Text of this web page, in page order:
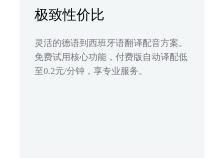
极致性价比
灵活的德语到西班牙语翻译配音方案。
免费试用核心功能，付费版自动译配低
至0.2元/分钟，享专业服务。